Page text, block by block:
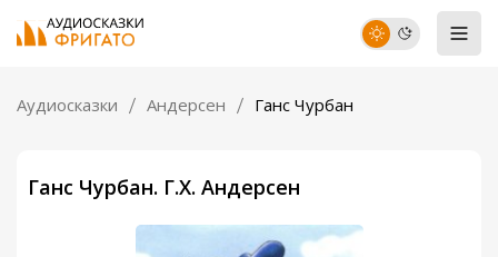
Аудиосказки Андерсен Ганс Чурбан
Ганс Чурбан. Г.Х. Андерсен